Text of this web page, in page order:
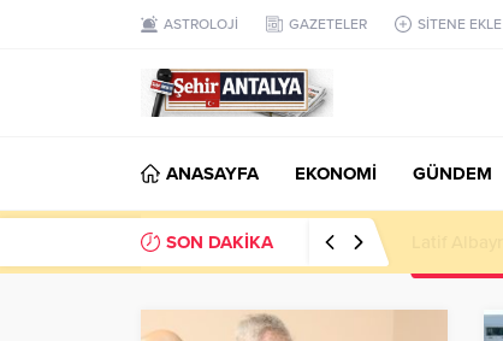
ASTROLOJİ GAZETELER SİTENE EKLE
ANASAYFA EKONOMİ GÜNDEM
SON DAKİKA